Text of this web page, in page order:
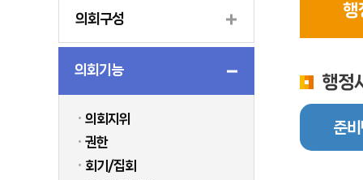
의회구성
의회기능
의회지위
권한
회기/집회
행
행정
준